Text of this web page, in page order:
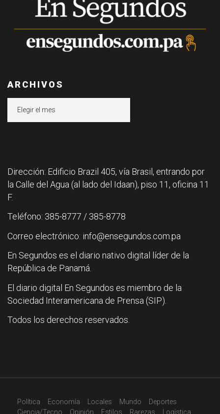
ARCHIVOS
Dirección: Edificio Brazil 405, vía Brasil, entrando por
la Calle del Agua (al lado del Idaan), piso 11, oficina 11
F.
Teléfono: 385-8777 / 385-8778
Correo electrónico: info@ensegundos.com.pa
En Segundos es el diario nativo digital líder de la
República de Panamá.
El diario digital En Segundos es miembro de la
Sociedad Interamericana de Prensa (SIP).
Todos los derechos reservados.
Política Economía Locales Mundo
Deportes
Ciencia/Tecno
Opinión Estilos Rarezas Logística